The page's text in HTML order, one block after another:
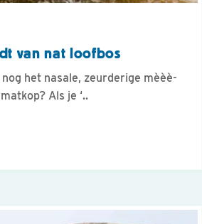
van nat loofbos
het nasale, zeurderige mèèè-
Als je ‘..